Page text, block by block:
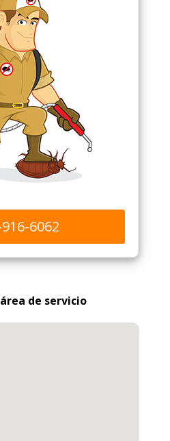
6062
de servicio